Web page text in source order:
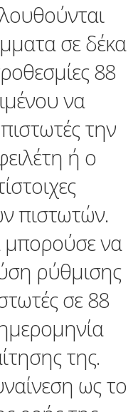
σε δέκα
88
να
την
ή ο
πιστωτών.
μπορούσε να
ρύθμισης
σε 88
της.
ως το